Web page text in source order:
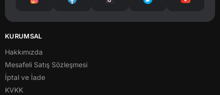
KURUMSAL
Hakkımızda
Mesafeli Satış Sözleşmesi
İptal ve İade
KVKK